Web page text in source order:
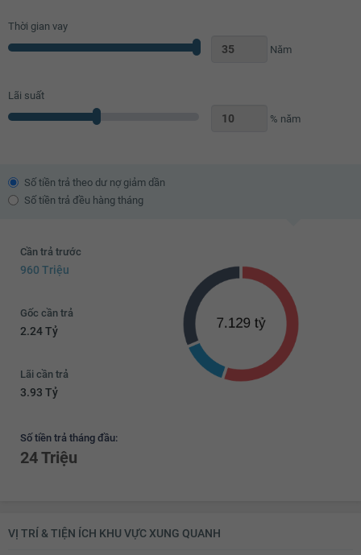
Thời gian vay
Năm
Lãi suất
% năm
Số tiền trả theo dư nợ giảm dần
Số tiền trả đều hàng tháng
Cần trả trước
960 Triệu
Gốc cần trả
2.24 Tỷ
Lãi cần trả
3.93 Tỷ
Số tiền trả tháng đầu:
24 Triệu
VỊ TRÍ & TIỆN ÍCH KHU VỰC XUNG QUANH